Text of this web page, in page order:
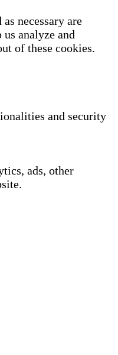
necessary are
analyze and
of these cookies.
and security
ads, other